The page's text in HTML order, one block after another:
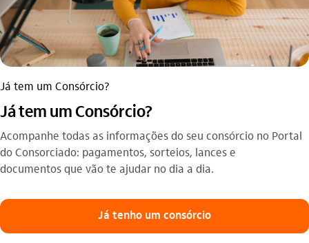
Já tem um Consórcio?
Já tem um Consórcio?
Acompanhe todas as informações do seu consórcio no Portal
do Consorciado: pagamentos, sorteios, lances e
documentos que vão te ajudar no dia a dia.
Já tenho um consórcio